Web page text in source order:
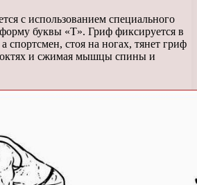
с использованием специального
буквы «Т». Гриф фиксируется в
спортсмен, стоя на ногах, тянет гриф
и сжимая мышцы спины и